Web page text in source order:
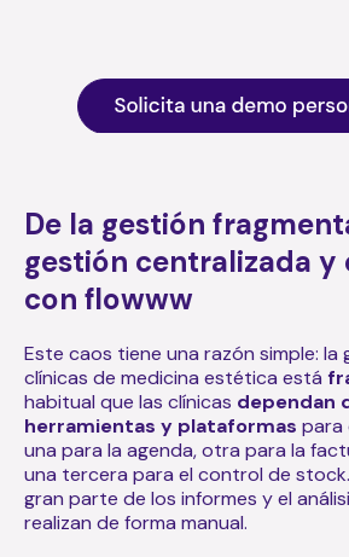
De la gestión
gestión centralizada y
con flowww
Este caos tiene una razón simple: la
clínicas de medicina estética está
habitual que las clínicas dependan
herramientas y plataformas para
una para la agenda, otra para la
una tercera para el control de
gran parte de los informes y el
realizan de forma manual.